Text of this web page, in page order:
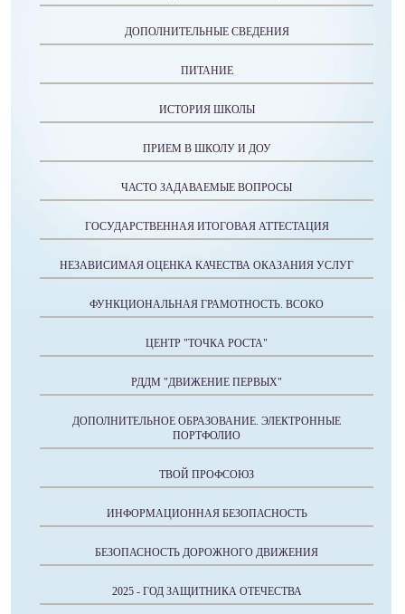
ДОПОЛНИТЕЛЬНЫЕ СВЕДЕНИЯ
ПИТАНИЕ
ИСТОРИЯ ШКОЛЫ
ПРИЕМ В ШКОЛУ И ДОУ
ЧАСТО ЗАДАВАЕМЫЕ ВОПРОСЫ
ГОСУДАРСТВЕННАЯ ИТОГОВАЯ АТТЕСТАЦИЯ
НЕЗАВИСИМАЯ ОЦЕНКА КАЧЕСТВА ОКАЗАНИЯ УСЛУГ
ФУНКЦИОНАЛЬНАЯ ГРАМОТНОСТЬ. ВСОКО
ЦЕНТР "ТОЧКА РОСТА"
РДДМ "ДВИЖЕНИЕ ПЕРВЫХ"
ДОПОЛНИТЕЛЬНОЕ ОБРАЗОВАНИЕ. ЭЛЕКТРОННЫЕ
ПОРТФОЛИО
ТВОЙ ПРОФСОЮЗ
ИНФОРМАЦИОННАЯ БЕЗОПАСНОСТЬ
БЕЗОПАСНОСТЬ ДОРОЖНОГО ДВИЖЕНИЯ
2025 - ГОД ЗАЩИТНИКА ОТЕЧЕСТВА